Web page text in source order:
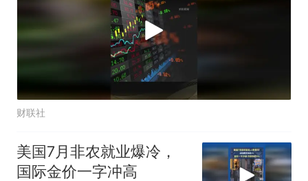
财联社
美国7月非农就业爆冷，
国际金价一字冲高